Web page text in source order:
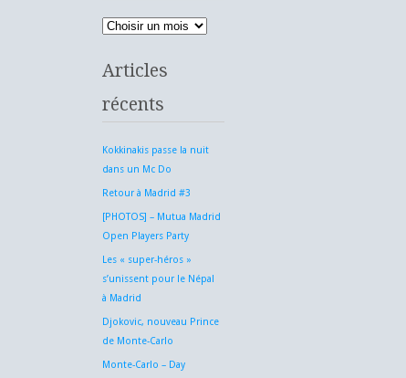
Archives
Articles
récents
Kokkinakis passe la nuit
dans un Mc Do
Retour à Madrid #3
[PHOTOS] – Mutua Madrid
Open Players Party
Les « super-héros »
s’unissent pour le Népal
à Madrid
Djokovic, nouveau Prince
de Monte-Carlo
Monte-Carlo – Day